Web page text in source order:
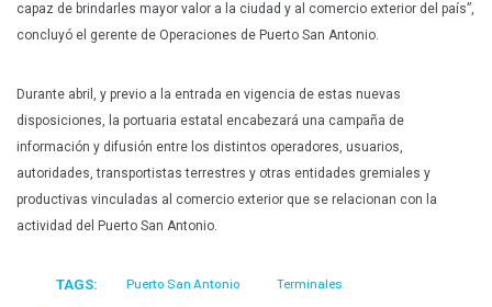
capaz de brindarles mayor valor a la ciudad y al comercio exterior del país”,
concluyó el gerente de Operaciones de Puerto San Antonio.
Durante abril, y previo a la entrada en vigencia de estas nuevas
disposiciones, la portuaria estatal encabezará una campaña de
información y difusión entre los distintos operadores, usuarios,
autoridades, transportistas terrestres y otras entidades gremiales y
productivas vinculadas al comercio exterior que se relacionan con la
actividad del Puerto San Antonio.
TAGS: Puerto San Antonio Terminales